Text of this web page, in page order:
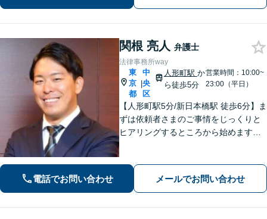
ライアントファーストで全力サポー
ト」
関根 亮人 弁護士
法律事務所way
東
京
都
|
中
央
区
人形町駅 か
ら徒歩5分
営業時間：10:00~
23:00（平日）
【人形町駅5分/新日本橋駅 徒歩6分】ま
ずは依頼者さまのご事情をじっくりと
ヒアリングするところから始めます。
歩み、解決までの道を拓きましょう。
電話でお問い合わせ メールでお問い合わせ